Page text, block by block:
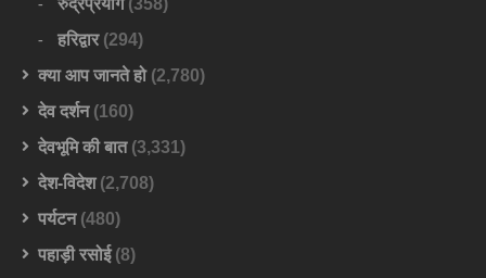
हरिद्वार(294)
क्या आप जानते हो(2,780)
देव दर्शन(160)
देवभूमि की बात(3,331)
देश-विदेश(2,708)
पर्यटन(480)
पहाड़ी रसोई(8)